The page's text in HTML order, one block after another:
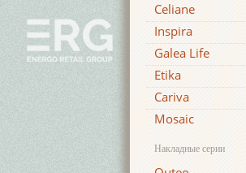
Celiane
Inspira
Galea Life
Etika
Cariva
Mosaic
Накладные серии